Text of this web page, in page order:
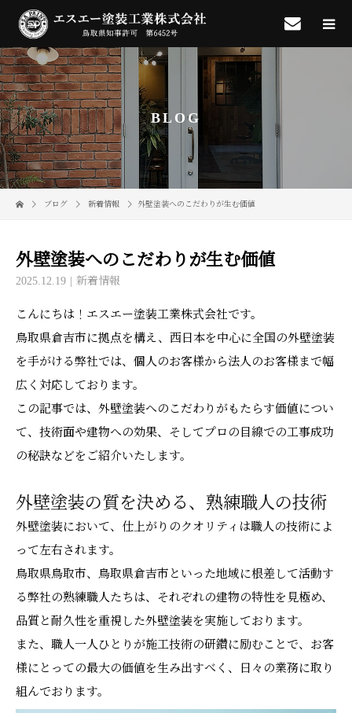
BLOG
ブログ 新着情報 外壁塗装へのこだわりが生む価値
外壁塗装へのこだわりが生む価値
2025.12.19 新着情報
こんにちは！エスエー塗装工業株式会社です。
鳥取県倉吉市に拠点を構え、西日本を中心に全国の外壁塗装
を手がける弊社では、個人のお客様から法人のお客様まで幅
広く対応しております。
この記事では、外壁塗装へのこだわりがもたらす価値につい
て、技術面や建物への効果、そしてプロの目線での工事成功
の秘訣などをご紹介いたします。
外壁塗装の質を決める、熟練職人の技術
外壁塗装において、仕上がりのクオリティは職人の技術によ
って左右されます。
鳥取県鳥取市、鳥取県倉吉市といった地域に根差して活動す
る弊社の熟練職人たちは、それぞれの建物の特性を見極め、
品質と耐久性を重視した外壁塗装を実施しております。
また、職人一人ひとりが施工技術の研鑽に励むことで、お客
様にとっての最大の価値を生み出すべく、日々の業務に取り
組んでおります。